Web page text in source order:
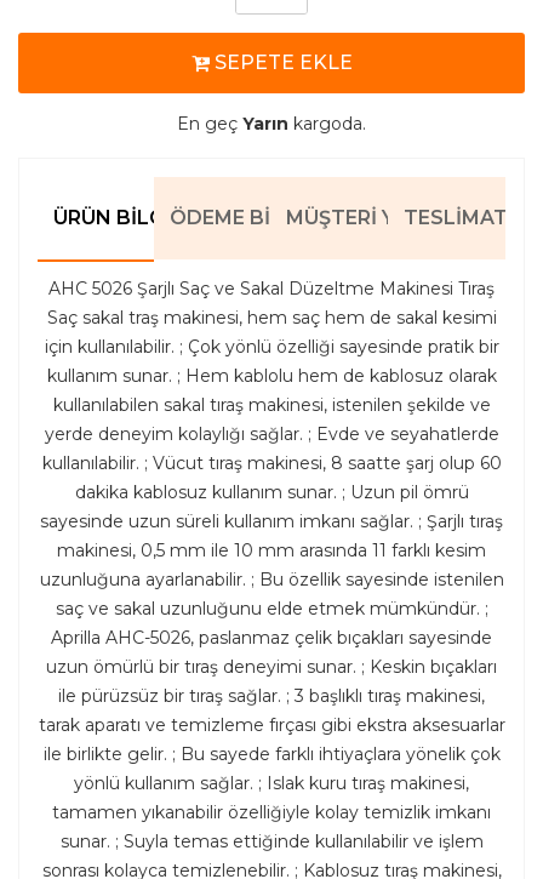
SEPETE EKLE
En geç Yarın kargoda.
ÜRÜN BILGILERIÖDEME BILGILERIMÜŞTERI YORUMLARI
TESLIMAT
AHC 5026 Şarjlı Saç ve Sakal Düzeltme Makinesi Tıraş
Saç sakal traş makinesi, hem saç hem de sakal kesimi
için kullanılabilir. ; Çok yönlü özelliği sayesinde pratik bir
kullanım sunar. ; Hem kablolu hem de kablosuz olarak
kullanılabilen sakal tıraş makinesi, istenilen şekilde ve
yerde deneyim kolaylığı sağlar. ; Evde ve seyahatlerde
kullanılabilir. ; Vücut tıraş makinesi, 8 saatte şarj olup 60
dakika kablosuz kullanım sunar. ; Uzun pil ömrü
sayesinde uzun süreli kullanım imkanı sağlar. ; Şarjlı tıraş
makinesi, 0,5 mm ile 10 mm arasında 11 farklı kesim
uzunluğuna ayarlanabilir. ; Bu özellik sayesinde istenilen
saç ve sakal uzunluğunu elde etmek mümkündür. ;
Aprilla AHC-5026, paslanmaz çelik bıçakları sayesinde
uzun ömürlü bir tıraş deneyimi sunar. ; Keskin bıçakları
ile pürüzsüz bir tıraş sağlar. ; 3 başlıklı tıraş makinesi,
tarak aparatı ve temizleme fırçası gibi ekstra aksesuarlar
ile birlikte gelir. ; Bu sayede farklı ihtiyaçlara yönelik çok
yönlü kullanım sağlar. ; Islak kuru tıraş makinesi,
tamamen yıkanabilir özelliğiyle kolay temizlik imkanı
sunar. ; Suyla temas ettiğinde kullanılabilir ve işlem
sonrası kolayca temizlenebilir. ; Kablosuz tıraş makinesi,